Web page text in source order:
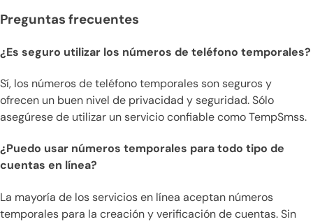
Preguntas frecuentes
¿Es seguro utilizar los números de teléfono temporales?
Sí, los números de teléfono temporales son seguros y
ofrecen un buen nivel de privacidad y seguridad. Sólo
asegúrese de utilizar un servicio confiable como TempSmss.
¿Puedo usar números temporales para todo tipo de
cuentas en línea?
La mayoría de los servicios en línea aceptan números
temporales para la creación y verificación de cuentas. Sin